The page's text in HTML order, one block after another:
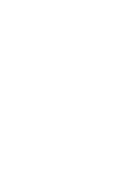
La programación
oferta poco
MK2 no se
incluirá en su
películas de culto
Esta última
original con